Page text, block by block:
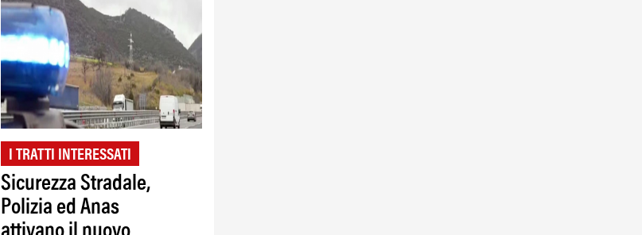
I TRATTI INTERESSATI
Sicurezza Stradale,
Polizia ed Anas